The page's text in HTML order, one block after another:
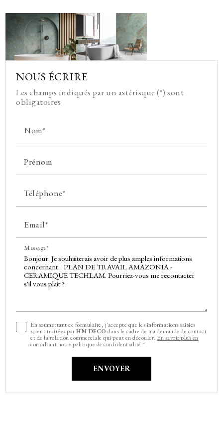
NOUS ÉCRIRE
Les champs indiqués par un astérisque (*) sont
obligatoires
Nom*
Prénom
Téléphone*
Email*
Message*
En soumettant ce formulaire, j'accepte que les informations saisies
soient traitées parHM DECO dans le cadre de ma demande de contact
et de la relation commerciale qui peut en découler. En savoir plus en
consultant notre politique de confidentialité.*